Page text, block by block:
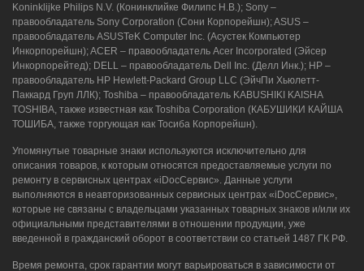
Koninklijke Philips N.V. (Конинклийке Филипс Н.В.); Sony –
правообладатель Sony Corporation (Сони Корпорейшн); ASUS –
правообладатель ASUSTeK Computer Inc. (Асустек Компьютер
Инкорпорейшн); ACER – правообладатель Acer Incorporated (Эйсер
Инкорпорейтед); DELL – правообладатель Dell Inc. (Делл Инк.); HP –
правообладатель HP Hewlett-Packard Group LLC (ЭйчПи Хьюлетт-
Паккард Груп ЛЛК); Toshiba – правообладатель KABUSHIKI KAISHA
TOSHIBA, также известная как Toshiba Corporation (КАБУШИКИ КАЙША
ТОШИБА, также торгующая как Тосиба Корпорейшн).
Упомянутые товарные знаки используются исключительно для
описания товаров, к которым относятся предоставляемые услуги по
ремонту в сервисных центрах «iDocСервис». Данные услуги
выполняются в неавторизованных сервисных центрах «iDocСервис»,
которые не связаны с владельцами указанных товарных знаков и/или их
официальными представителями в отношении продукции, уже
введенной в гражданский оборот в соответствии со статьей 1487 ГК РФ.
Время ремонта, срок гарантии могут варьироваться в зависимости от